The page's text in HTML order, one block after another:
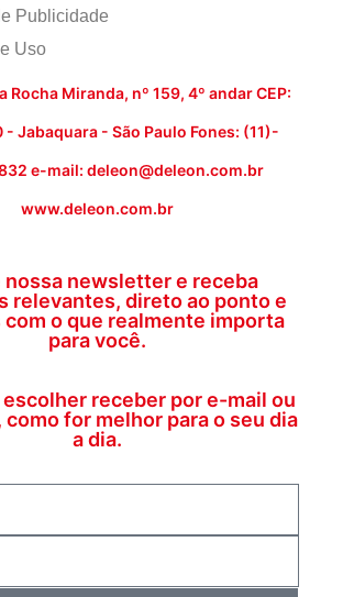
Publicidade
Uso
Rocha Miranda, nº 159, 4º andar CEP:
Jabaquara - São Paulo Fones: (11)-
e-mail: deleon@deleon.com.br
www.deleon.com.br
nossa newsletter e receba
relevantes, direto ao ponto e
com o que realmente importa
para você.
receber por e-mail ou
for melhor para o seu dia
a dia.